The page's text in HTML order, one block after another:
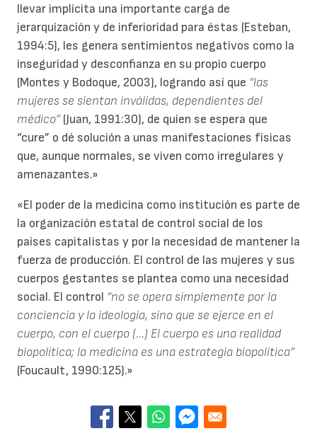
llevar implícita una importante carga de
jerarquización y de inferioridad para éstas (Esteban,
1994:5), les genera sentimientos negativos como la
inseguridad y desconfianza en su propio cuerpo
(Montes y Bodoque, 2003), logrando así que “las
mujeres se sientan inválidas, dependientes del
médico”(Juan, 1991:30), de quien se espera que
“cure” o dé solución a unas manifestaciones físicas
que, aunque normales, se viven como irregulares y
amenazantes.»
«El poder de la medicina como institución es parte de
la organización estatal de control social de los
países capitalistas y por la necesidad de mantener la
fuerza de producción. El control de las mujeres y sus
cuerpos gestantes se plantea como una necesidad
social. El control “no se opera simplemente por la
conciencia y la ideología, sino que se ejerce en el
cuerpo, con el cuerpo (...) El cuerpo es una realidad
biopolítica; la medicina es una estrategia biopolítica”
(Foucault, 1990:125).»